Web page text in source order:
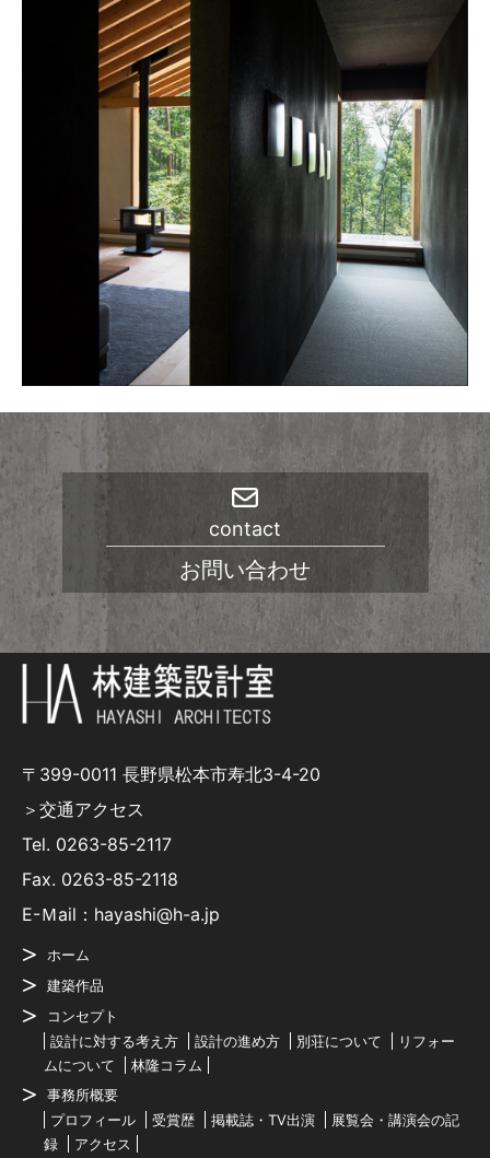
contact
お問い合わせ
〒399-0011 長野県松本市寿北3-4-20
＞交通アクセス
Tel. 0263-85-2117
Fax. 0263-85-2118
E-Ｍail：hayashi@h-a.jp
ホーム
建築作品
コンセプト
設計に対する考え方
設計の進め方 別荘について
リフォー
ムについて
林隆コラム
事務所概要
プロフィール
受賞歴 掲載誌・TV出演
展覧会・講演会の記
録
アクセス